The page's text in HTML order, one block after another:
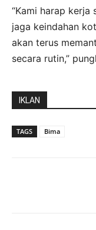
“Kami harap kerja
jaga keindahan
akan terus
secara rutin,”
IKLAN
TAGS Bima